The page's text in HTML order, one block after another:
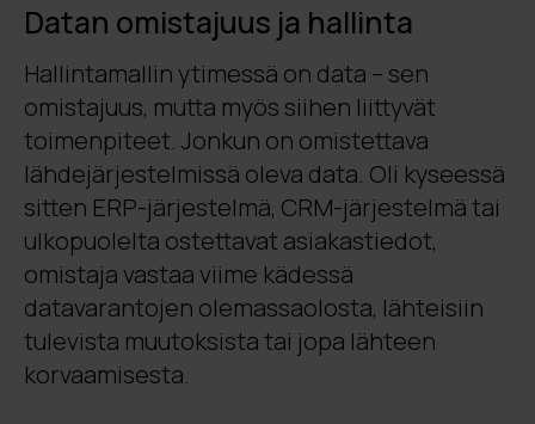
Datan omistajuus ja hallinta
Hallintamallin ytimessä on data – sen
omistajuus, mutta myös siihen liittyvät
toimenpiteet. Jonkun on omistettava
lähdejärjestelmissä oleva data. Oli kyseessä
sitten ERP-järjestelmä, CRM-järjestelmä tai
ulkopuolelta ostettavat asiakastiedot,
omistaja vastaa viime kädessä
datavarantojen olemassaolosta, lähteisiin
tulevista muutoksista tai jopa lähteen
korvaamisesta.